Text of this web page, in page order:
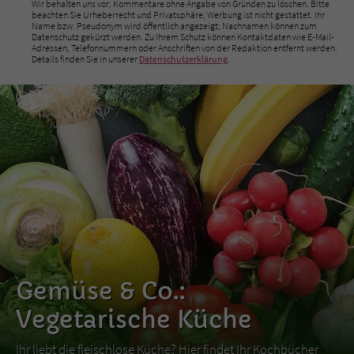
Wir behalten uns vor, Kommentare ohne Angabe von Gründen zu löschen. Bitte
beachten Sie Urheberrecht und Privatsphäre; Werbung ist nicht gestattet. Ihr
Name bzw. Pseudonym wird öffentlich angezeigt; Nachnamen können zum
Datenschutz gekürzt werden. Zu Ihrem Schutz können Kontaktdaten wie E-Mail-
Adressen, Telefonnummern oder Anschriften von der Redaktion entfernt werden.
Details finden Sie in unserer Datenschutzerklärung.
Gemüse & Co.:
Vegetarische Küche
Ihr liebt die fleischlose Küche? Hier findet Ihr Kochbücher